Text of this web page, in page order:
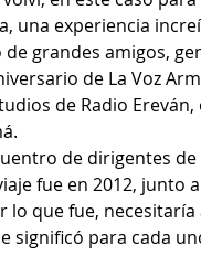
una experiencia
de grandes amigos,
de La Voz
de Radio
de dirigentes
fue en 2012, junto
que fue,
significó para cada